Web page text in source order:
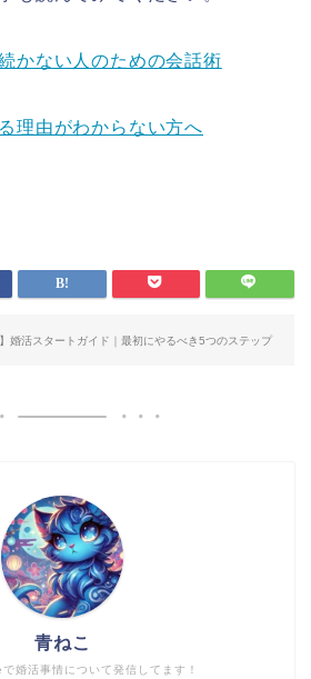
かない人のための会話術
理由がわからない方へ
】婚活スタートガイド｜最初にやるべき5つのステップ
婚活事情について発信してます！
青ねこ